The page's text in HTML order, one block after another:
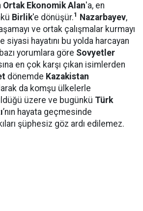
Ortak Ekonomik Alan'a, en
Birlik'e dönüşür.1 Nazarbayev,
ve ortak çalışmalar kurmayı
siyasi hayatını bu yolda harcayan
yorumlara göre Sovyetler
en çok karşı çıkan isimlerden
dönemde Kazakistan
da komşu ülkelerle
üzere ve bugünkü Türk
’nın hayata geçmesinde
şüphesiz göz ardı edilemez.